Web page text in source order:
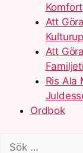
Komfort
Att
Att
Ris Ala
Ordbok